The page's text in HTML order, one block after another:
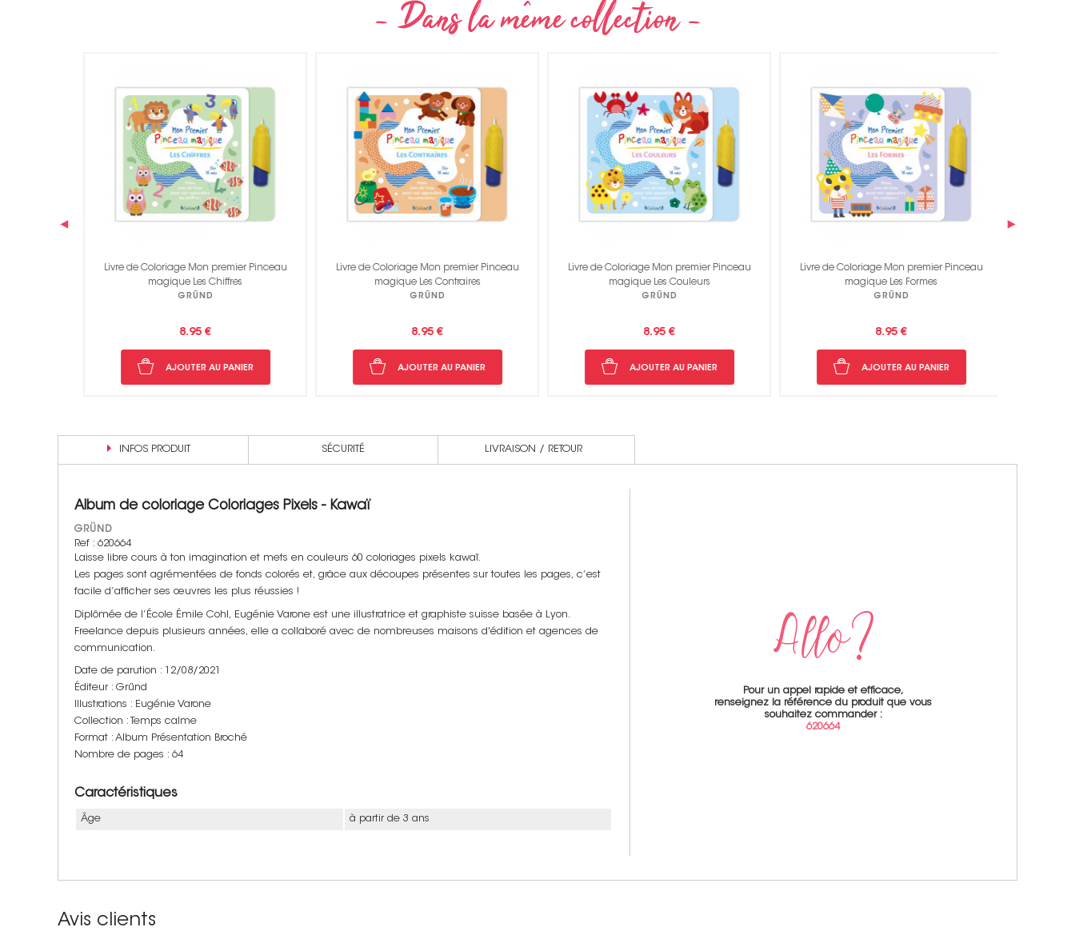
Livre de Coloriage Mon premier Pinceau
magique Les Chiffres
GRÜND
8.95 €
AJOUTER AU PANIER
Livre de Coloriage Mon premier Pinceau
magique Les Contraires
GRÜND
8.95 €
AJOUTER AU PANIER
Livre de Coloriage Mon premier Pinceau
magique Les Couleurs
GRÜND
8.95 €
AJOUTER AU PANIER
Livre de Coloriage Mon premier Pinceau
magique Les Formes
GRÜND
8.95 €
AJOUTER AU PANIER
‹ ›
INFOS PRODUIT SÉCURITÉ LIVRAISON / RETOUR
Album de coloriage Coloriages Pixels - Kawaï
GRÜND
Ref : 620664
Laisse libre cours à ton imagination et mets en couleurs 60 coloriages pixels kawaï.
Les pages sont agrémentées de fonds colorés et, grâce aux découpes présentes sur toutes les pages, c’est
facile d’afficher ses œuvres les plus réussies !
Diplômée de l’École Émile Cohl, Eugénie Varone est une illustratrice et graphiste suisse basée à Lyon.
Freelance depuis plusieurs années, elle a collaboré avec de nombreuses maisons d'édition et agences de
communication.
Date de parution : 12/08/2021
Éditeur : Gründ
Illustrations : Eugénie Varone
Collection : Temps calme
Format : Album Présentation Broché
Nombre de pages : 64
Caractéristiques
Âge à partir de 3 ans
Pour un appel rapide et efficace,
renseignez la référence du produit que vous
souhaitez commander :
620664
Avis clients